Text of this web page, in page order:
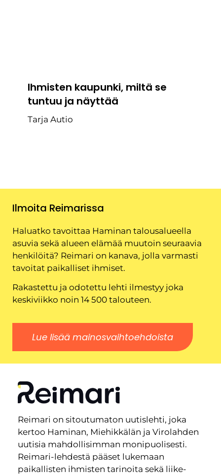
Ihmisten kaupunki, miltä se
tuntuu ja näyttää
Tarja Autio
Ilmoita Reimarissa
Haluatko tavoittaa Haminan talousalueella
asuvia sekä alueen elämää muutoin seuraavia
henkilöitä? Reimari on kanava, jolla varmasti
tavoitat paikalliset ihmiset.
Rakastettu ja odotettu lehti ilmestyy joka
keskiviikko noin 14 500 talouteen.
Lue lisää mainosvaihtoehdoista
Reimari on sitoutumaton uutislehti, joka
kertoo Haminan, Miehikkälän ja Virolahden
uutisia mahdollisimman monipuolisesti.
Reimari-lehdestä pääset lukemaan
paikallisten ihmisten tarinoita sekä liike-